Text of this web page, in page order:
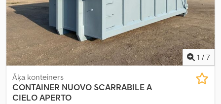
1 / 7
Āķa konteiners
CONTAINER NUOVO SCARRABILE A
CIELO APERTO